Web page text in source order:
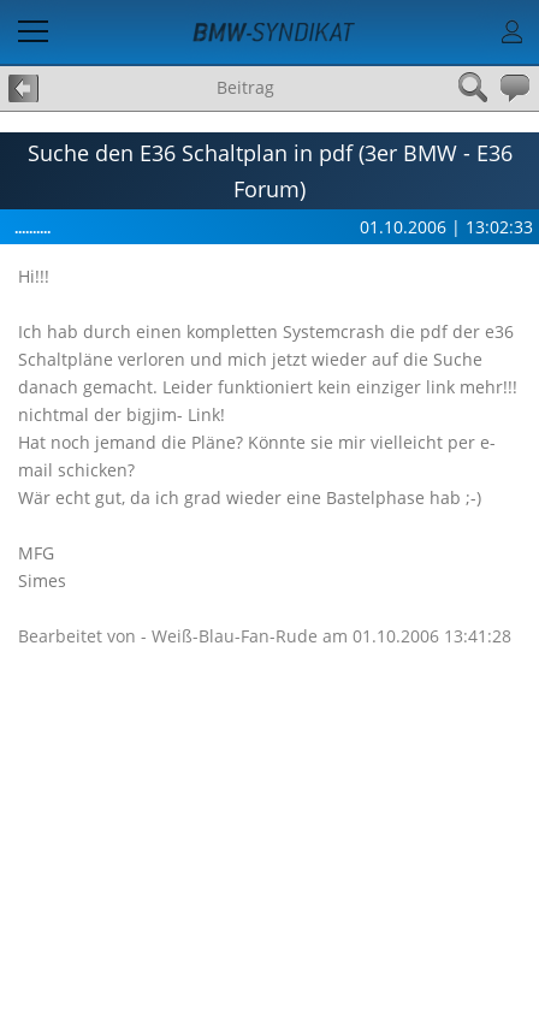
Beitrag
Suche den E36 Schaltplan in pdf (3er BMW - E36
Forum)
.......... 01.10.2006 | 13:02:33
Hi!!!
Ich hab durch einen kompletten Systemcrash die pdf der e36
Schaltpläne verloren und mich jetzt wieder auf die Suche
danach gemacht. Leider funktioniert kein einziger link mehr!!!
nichtmal der bigjim- Link!
Hat noch jemand die Pläne? Könnte sie mir vielleicht per e-
mail schicken?
Wär echt gut, da ich grad wieder eine Bastelphase hab ;-)
MFG
Simes
Bearbeitet von - Weiß-Blau-Fan-Rude am 01.10.2006 13:41:28